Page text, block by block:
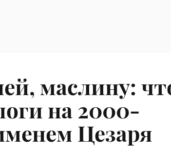
маслину:
на 2000-
Цезаря